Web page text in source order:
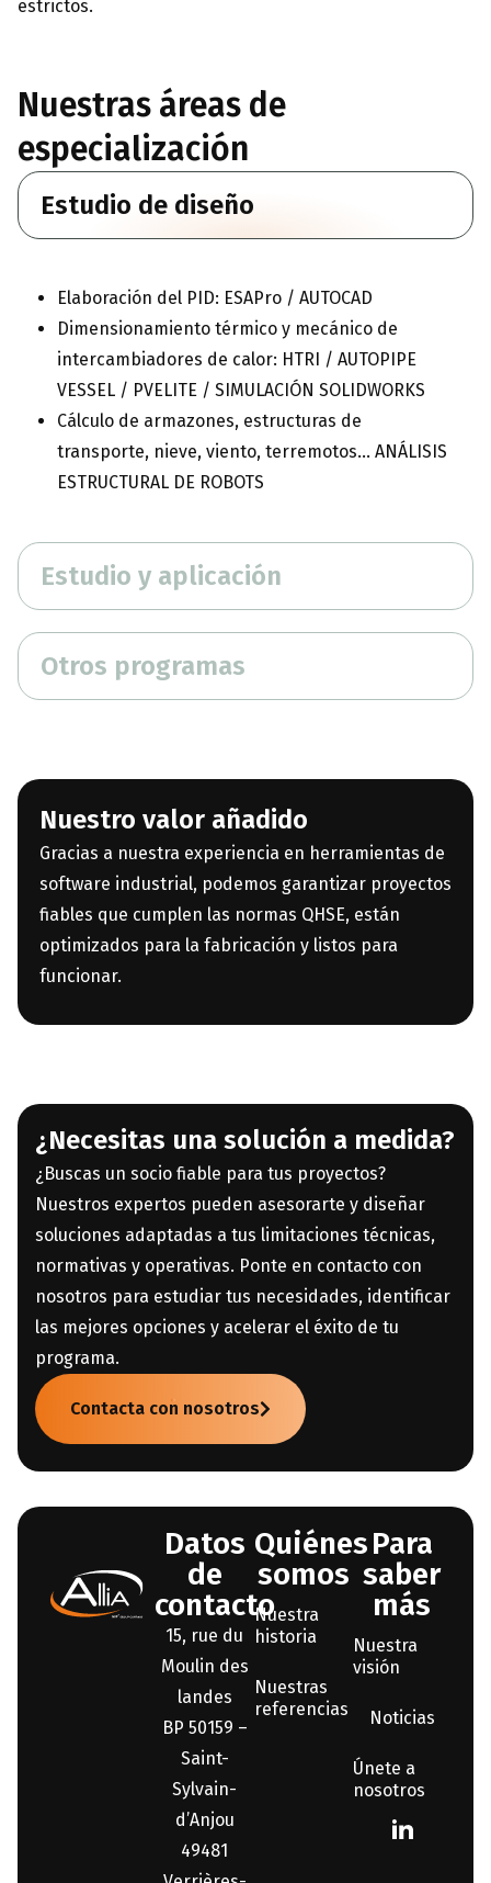
estrictos.
Nuestras áreas de
especialización
Estudio de diseño
Estudio y aplicación
Otros programas
Elaboración del PID: ESAPro / AUTOCAD
Dimensionamiento térmico y mecánico de
intercambiadores de calor: HTRI / AUTOPIPE
VESSEL / PVELITE / SIMULACIÓN SOLIDWORKS
Cálculo de armazones, estructuras de
transporte, nieve, viento, terremotos… ANÁLISIS
ESTRUCTURAL DE ROBOTS
Nuestro valor añadido
Gracias a nuestra experiencia en herramientas de
software industrial, podemos garantizar proyectos
fiables que cumplen las normas QHSE, están
optimizados para la fabricación y listos para
funcionar.
¿Necesitas una solución a medida?
¿Buscas un socio fiable para tus proyectos?
Nuestros expertos pueden asesorarte y diseñar
soluciones adaptadas a tus limitaciones técnicas,
normativas y operativas. Ponte en contacto con
nosotros para estudiar tus necesidades, identificar
las mejores opciones y acelerar el éxito de tu
programa.
Contacta con nosotros
Datos
de
contacto
15, rue du
Moulin des
landes
BP 50159 –
Saint-
Sylvain-
d’Anjou
49481
Quiénes
somos
Nuestra
historia
Nuestras
referencias
Para
saber
más
Nuestra
visión
Noticias
Únete a
nosotros